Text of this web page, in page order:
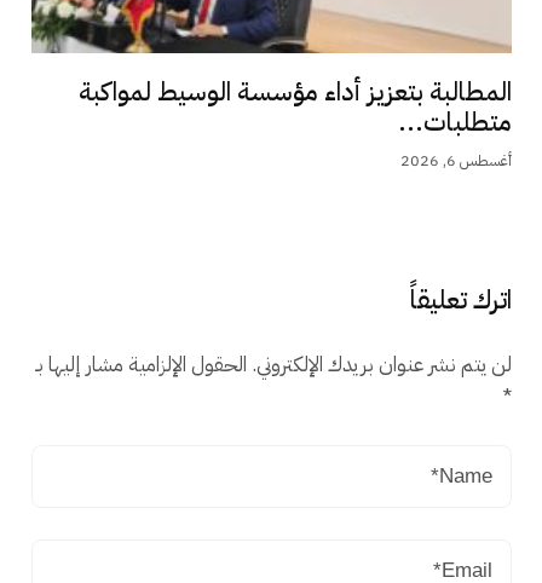
المطالبة بتعزيز أداء مؤسسة الوسيط لمواكبة
متطلبات...
أغسطس 6, 2026
اترك تعليقاً
لن يتم نشر عنوان بريدك الإلكتروني. الحقول الإلزامية مشار إليها بـ
*